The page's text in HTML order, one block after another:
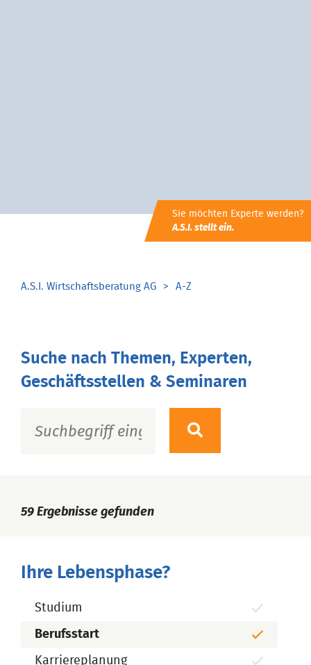
Sie möchten Experte werden?
A.S.I. stellt ein.
A.S.I. Wirtschaftsberatung AG A-Z
Suche nach Themen, Experten,
Geschäftsstellen & Seminaren
59 Ergebnisse gefunden
Ihre Lebensphase?
Studium
Berufsstart
Karriereplanung